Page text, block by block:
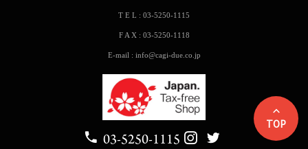
T E L : 03-5250-1115
F A X : 03-5250-1118
E-mail : info@cagi-due.co.jp
03-5250-1115
TOP